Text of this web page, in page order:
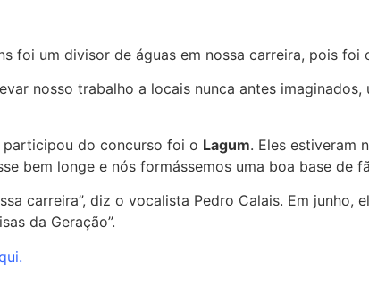
foi um divisor de águas em nossa carreira, pois
nosso trabalho a locais nunca antes
participou do concurso foi o Lagum. Eles estiveram
bem longe e nós formássemos uma boa base de
carreira”, diz o vocalista Pedro Calais. Em junho,
da Geração”.